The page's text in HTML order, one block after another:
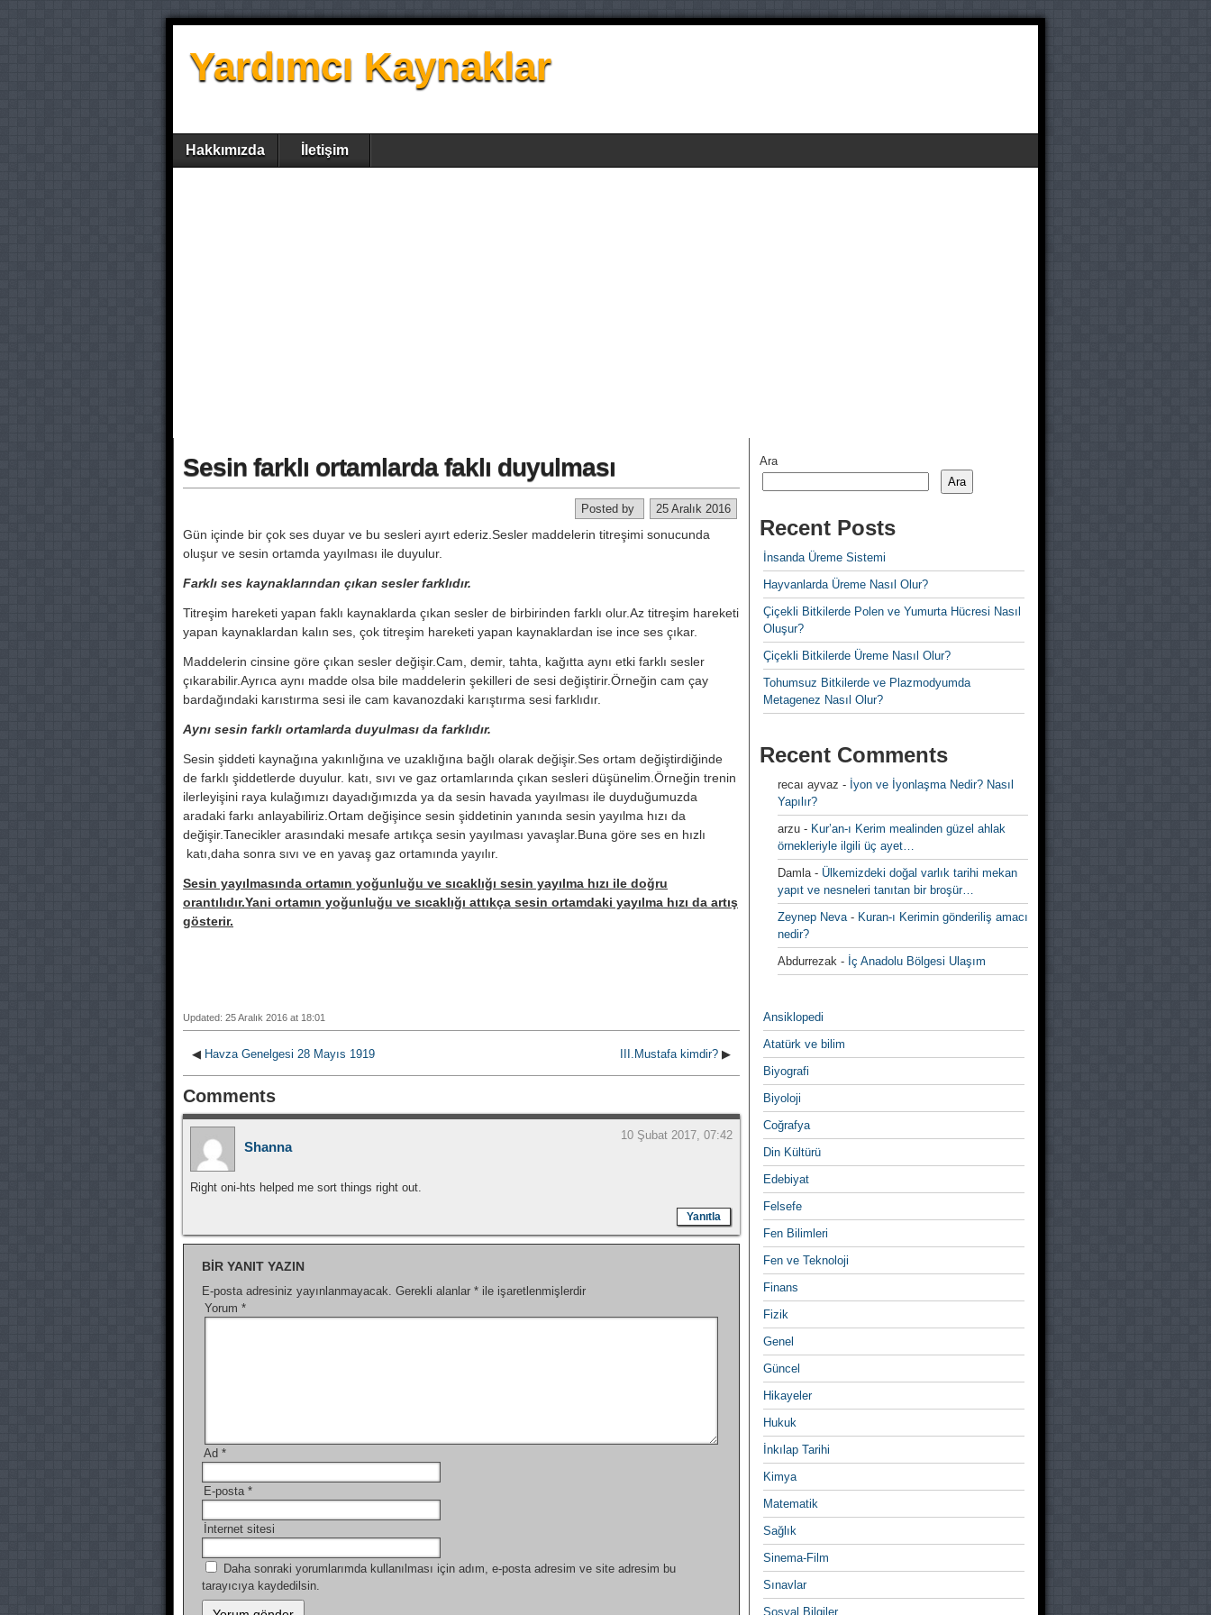
Yardımcı Kaynaklar
Hakkımızda İletişim
Sesin farklı ortamlarda faklı duyulması
25 Aralık 2016
Posted by
Gün içinde bir çok ses duyar ve bu sesleri ayırt ederiz.Sesler maddelerin titreşimi sonucunda
oluşur ve sesin ortamda yayılması ile duyulur.
Farklı ses kaynaklarından çıkan sesler farklıdır.
Titreşim hareketi yapan faklı kaynaklarda çıkan sesler de birbirinden farklı olur.Az titreşim hareketi
yapan kaynaklardan kalın ses, çok titreşim hareketi yapan kaynaklardan ise ince ses çıkar.
Maddelerin cinsine göre çıkan sesler değişir.Cam, demir, tahta, kağıtta aynı etki farklı sesler
çıkarabilir.Ayrıca aynı madde olsa bile maddelerin şekilleri de sesi değiştirir.Örneğin cam çay
bardağındaki karıstırma sesi ile cam kavanozdaki karıştırma sesi farklıdır.
Aynı sesin farklı ortamlarda duyulması da farklıdır.
Sesin şiddeti kaynağına yakınlığına ve uzaklığına bağlı olarak değişir.Ses ortam değiştirdiğinde
de farklı şiddetlerde duyulur. katı, sıvı ve gaz ortamlarında çıkan sesleri düşünelim.Örneğin trenin
ilerleyişini raya kulağımızı dayadığımızda ya da sesin havada yayılması ile duyduğumuzda
aradaki farkı anlayabiliriz.Ortam değişince sesin şiddetinin yanında sesin yayılma hızı da
değişir.Tanecikler arasındaki mesafe artıkça sesin yayılması yavaşlar.Buna göre ses en hızlı
katı,daha sonra sıvı ve en yavaş gaz ortamında yayılır.
Sesin yayılmasında ortamın yoğunluğu ve sıcaklığı sesin yayılma hızı ile doğru
orantılıdır.Yani ortamın yoğunluğu ve sıcaklığı attıkça sesin ortamdaki yayılma hızı da artış
gösterir.
Updated: 25 Aralık 2016 at 18:01
◀ Havza Genelgesi 28 Mayıs 1919 III.Mustafa kimdir? ▶
Comments
Shanna
10 Şubat 2017, 07:42
Right oni-hts helped me sort things right out.
Yanıtla
BIR YANIT YAZIN
E-posta adresiniz yayınlanmayacak. Gerekli alanlar * ile işaretlenmişlerdir
Yorum *
Ad *
E-posta *
İnternet sitesi
Daha sonraki yorumlarımda kullanılması için adım, e-posta adresim ve site adresim bu
tarayıcıya kaydedilsin.
Ara
Ara
Recent Posts
İnsanda Üreme Sistemi
Hayvanlarda Üreme Nasıl Olur?
Çiçekli Bitkilerde Polen ve Yumurta Hücresi Nasıl
Oluşur?
Çiçekli Bitkilerde Üreme Nasıl Olur?
Tohumsuz Bitkilerde ve Plazmodyumda
Metagenez Nasıl Olur?
Recent Comments
recaı ayvaz - İyon ve İyonlaşma Nedir? Nasıl
Yapılır?
arzu - Kur’an-ı Kerim mealinden güzel ahlak
örnekleriyle ilgili üç ayet…
Damla- Ülkemizdeki doğal varlık tarihi mekan
yapıt ve nesneleri tanıtan bir broşür…
Zeynep Neva- Kuran-ı Kerimin gönderiliş amacı
nedir?
Abdurrezak - İç Anadolu Bölgesi Ulaşım
Ansiklopedi
Atatürk ve bilim
Biyografi
Biyoloji
Coğrafya
Din Kültürü
Edebiyat
Felsefe
Fen Bilimleri
Fen ve Teknoloji
Finans
Fizik
Genel
Güncel
Hikayeler
Hukuk
İnkılap Tarihi
Kimya
Matematik
Sağlık
Sinema-Film
Sınavlar
Sosyal Bilgiler